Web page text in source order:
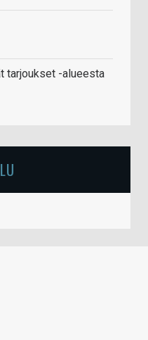
tarjoukset -alueesta